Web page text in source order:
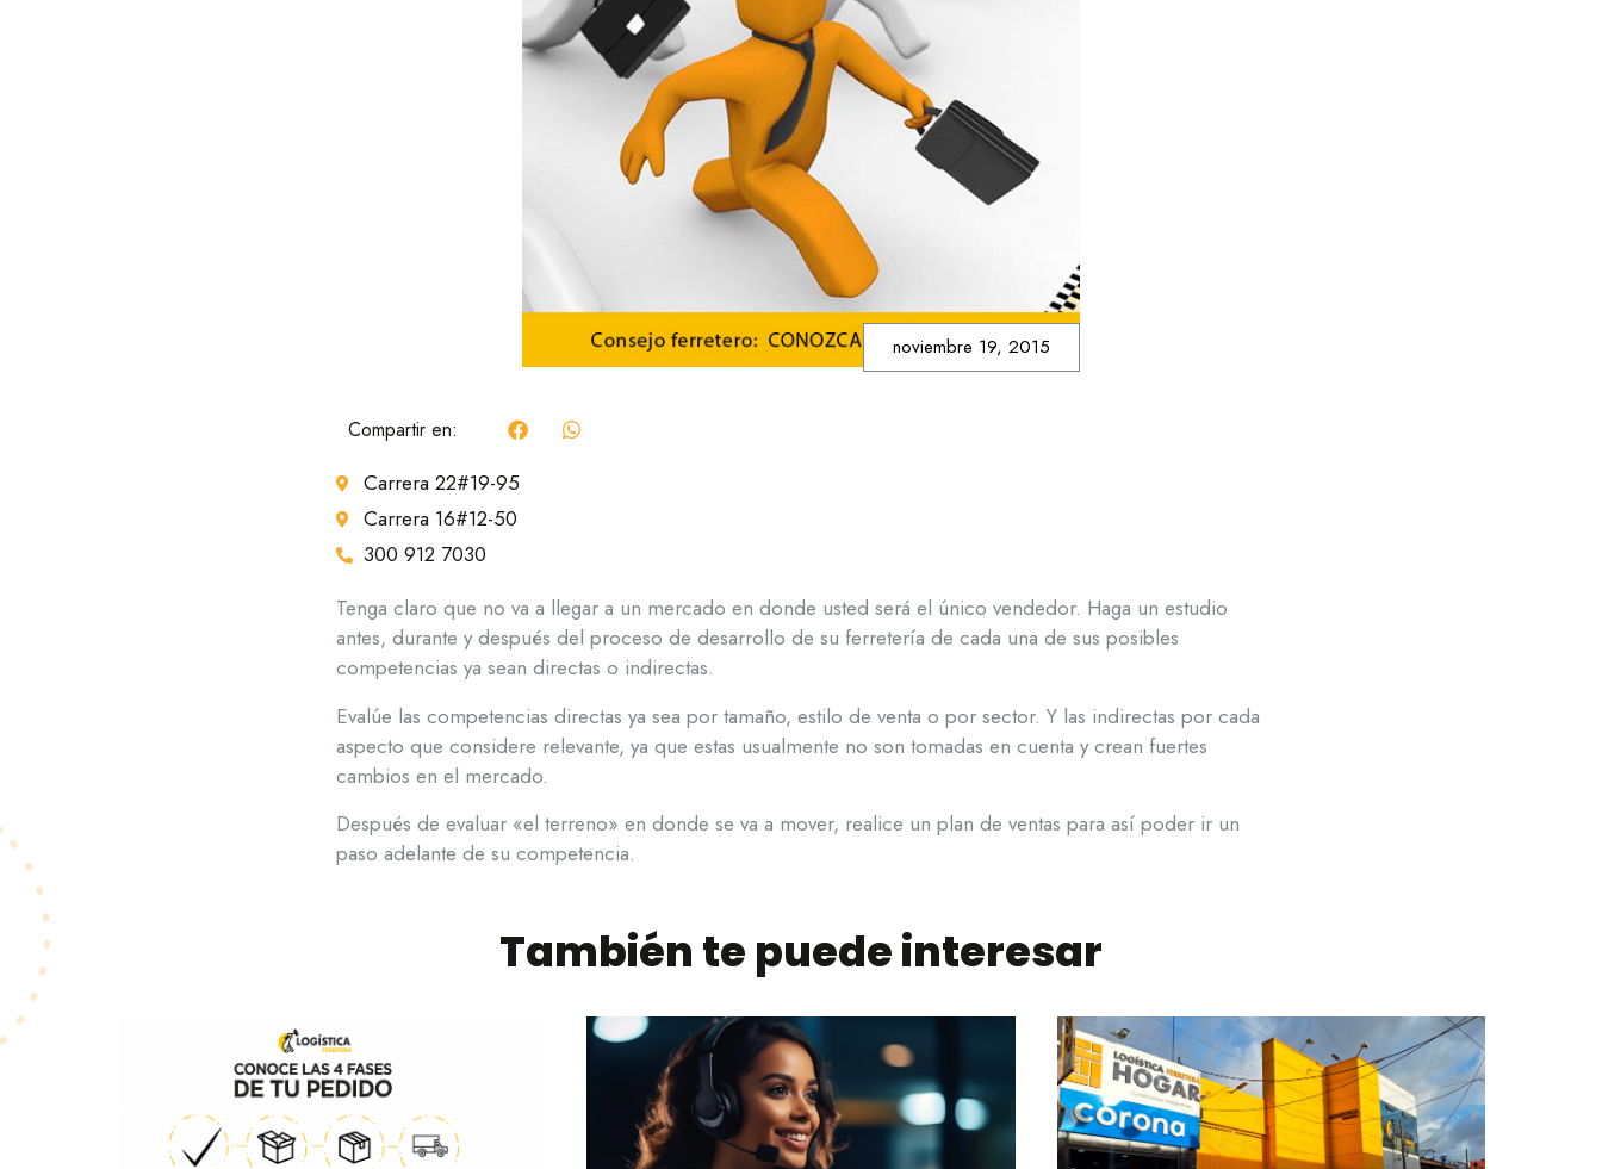
noviembre 19, 2015
Compartir en:
Carrera 22#19-95
Carrera 16#12-50
300 912 7030
Tenga claro que no va a llegar a un mercado en donde usted será el único vendedor. Haga un estudio
antes, durante y después del proceso de desarrollo de su ferretería de cada una de sus posibles
competencias ya sean directas o indirectas.
Evalúe las competencias directas ya sea por tamaño, estilo de venta o por sector. Y las indirectas por cada
aspecto que considere relevante, ya que estas usualmente no son tomadas en cuenta y crean fuertes
cambios en el mercado.
Después de evaluar «el terreno» en donde se va a mover, realice un plan de ventas para así poder ir un
paso adelante de su competencia.
También te puede interesar